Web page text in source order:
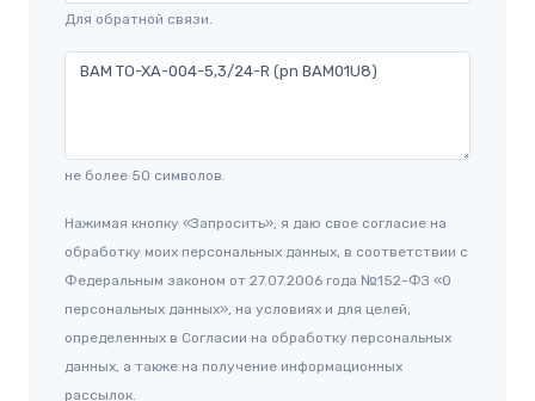
Для обратной связи.
не более 50 символов.
Нажимая кнопку «Запросить», я даю свое согласие на
обработку моих персональных данных, в соответствии с
Федеральным законом от 27.07.2006 года №152-ФЗ «О
персональных данных», на условиях и для целей,
определенных в Согласии на обработку персональных
данных, а также на получение информационных
рассылок.